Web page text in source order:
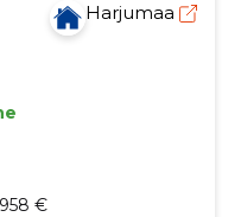
Harjumaa
€